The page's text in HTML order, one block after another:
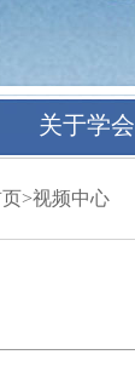
关于学会
>视频中心